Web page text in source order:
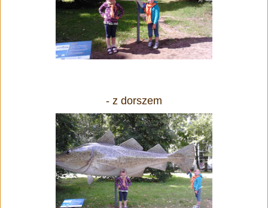
- z dorszem